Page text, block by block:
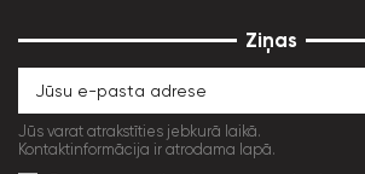
Ziņas
Jūs varat atrakstīties jebkurā laikā.
Kontaktinformācija ir atrodama lapā.